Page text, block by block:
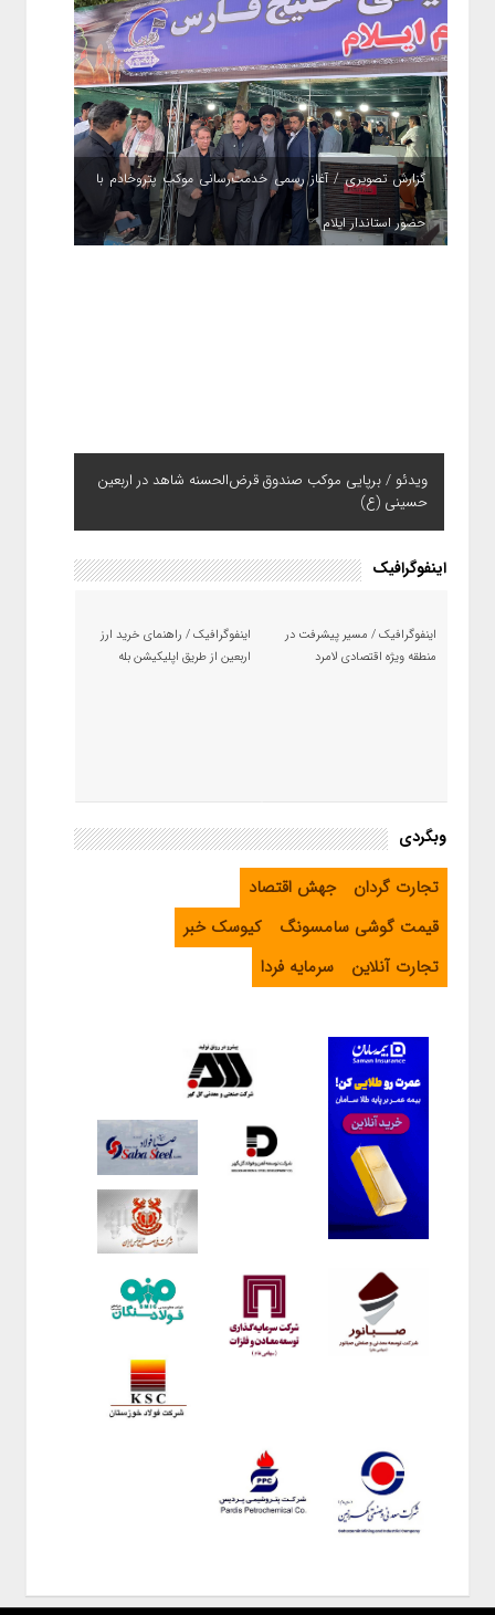
گزارش تصویری / آغاز رسمی خدمت‌رسانی موکب پتروخادم با
حضور استاندار ایلام
ویدئو / برپایی موکب صندوق قرض‌الحسنه شاهد در اربعین
حسینی (ع)
اینفوگرافیک
اینفوگرافیک / مسیر پیشرفت در
منطقه ویژه اقتصادی لامرد
اینفوگرافیک / راهنمای خرید ارز
اربعین از طریق اپلیکیشن بله
وبگردی
تجارت گردان
جهش اقتصاد
قیمت گوشی سامسونگ
کیوسک خبر
تجارت آنلاین
سرمایه فردا